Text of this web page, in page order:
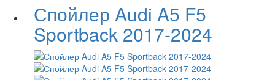
Спойлер Audi A5 F5
Sportback 2017-2024